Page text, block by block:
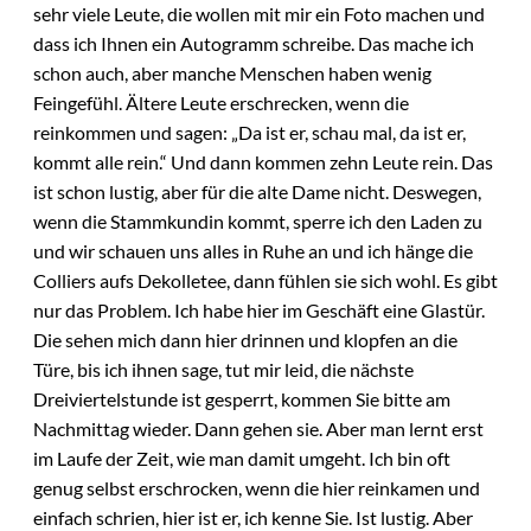
sehr viele Leute, die wollen mit mir ein Foto machen und
dass ich Ihnen ein Autogramm schreibe. Das mache ich
schon auch, aber manche Menschen haben wenig
Feingefühl. Ältere Leute erschrecken, wenn die
reinkommen und sagen: „Da ist er, schau mal, da ist er,
kommt alle rein.“ Und dann kommen zehn Leute rein. Das
ist schon lustig, aber für die alte Dame nicht. Deswegen,
wenn die Stammkundin kommt, sperre ich den Laden zu
und wir schauen uns alles in Ruhe an und ich hänge die
Colliers aufs Dekolletee, dann fühlen sie sich wohl. Es gibt
nur das Problem. Ich habe hier im Geschäft eine Glastür.
Die sehen mich dann hier drinnen und klopfen an die
Türe, bis ich ihnen sage, tut mir leid, die nächste
Dreiviertelstunde ist gesperrt, kommen Sie bitte am
Nachmittag wieder. Dann gehen sie. Aber man lernt erst
im Laufe der Zeit, wie man damit umgeht. Ich bin oft
genug selbst erschrocken, wenn die hier reinkamen und
einfach schrien, hier ist er, ich kenne Sie. Ist lustig. Aber